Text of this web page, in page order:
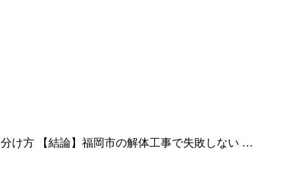
け方 【結論】福岡市の解体工事で失敗しない …